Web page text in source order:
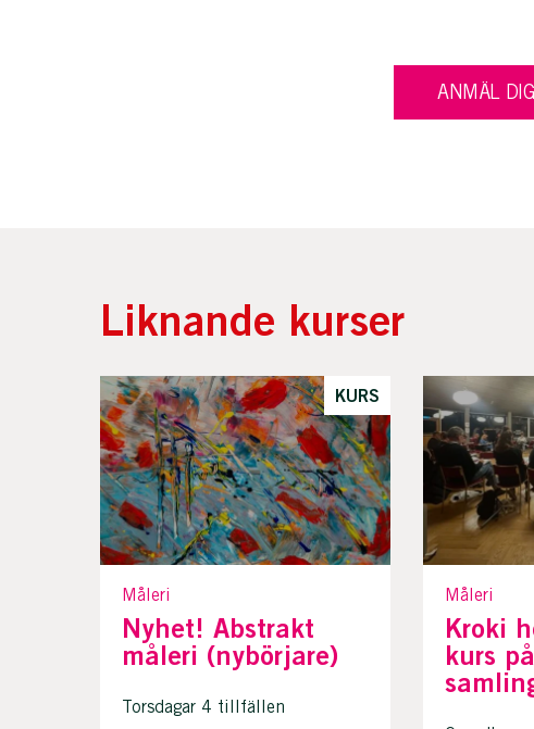
ANMÄL DIG
Liknande kurser
KURS
Måleri
Nyhet! Abstrakt
måleri (nybörjare)
Torsdagar 4 tillfällen
Måleri
Kroki
kurs på